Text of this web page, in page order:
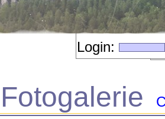
Login:
Fotogalerie